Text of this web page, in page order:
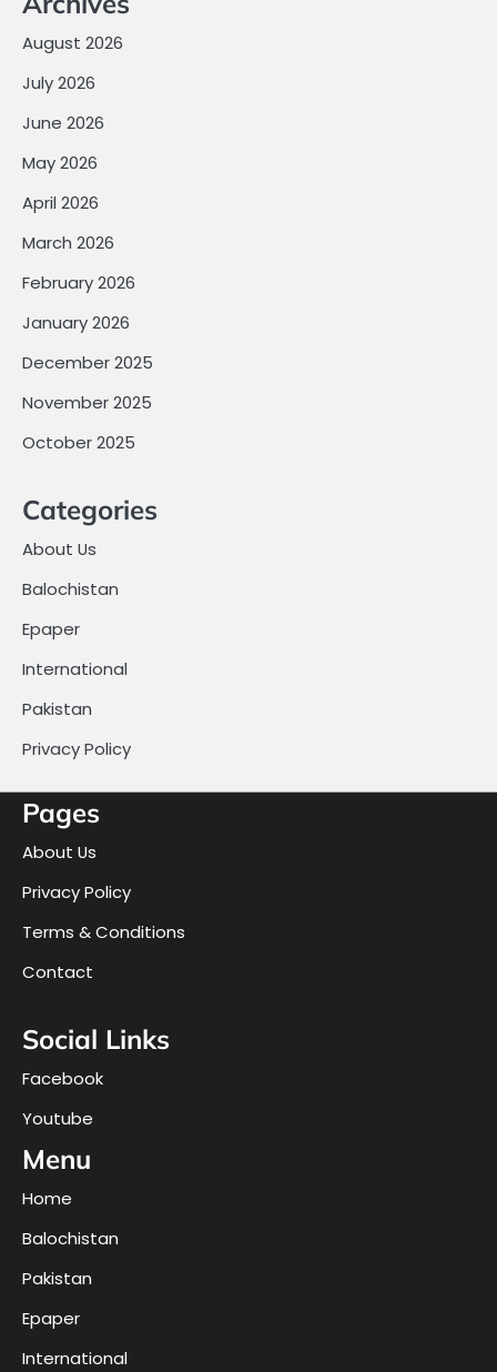
August 2026
July 2026
June 2026
May 2026
April 2026
March 2026
February 2026
January 2026
December 2025
November 2025
October 2025
Categories
About Us
Balochistan
Epaper
International
Pakistan
Privacy Policy
Pages
About Us
Privacy Policy
Terms & Conditions
Contact
Social Links
Facebook
Youtube
Menu
Home
Balochistan
Pakistan
Epaper
International